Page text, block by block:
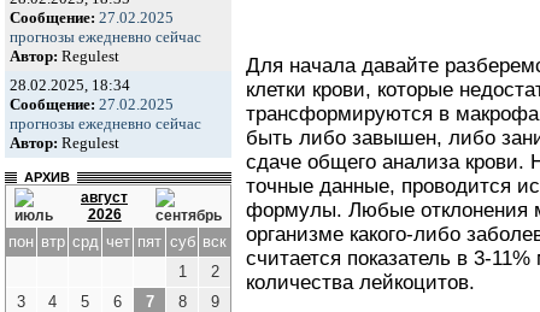
Сообщение: 27.02.2025
прогнозы ежедневно сейчас
Автор: Regulest
28.02.2025, 18:34
Сообщение: 27.02.2025
прогнозы ежедневно сейчас
Автор: Regulest
АРХИВ
август
2026
пон втр срд чет пят суб вск
1
2
3
4 5 6 7 8
9
Для начала давайте
клетки крови, которые
трансформируются в
быть либо завышен, либо
сдаче общего анализа
точные данные, проводится
формулы. Любые отклонения
организме какого-либо
считается показатель в 3-
количества лейкоцитов.